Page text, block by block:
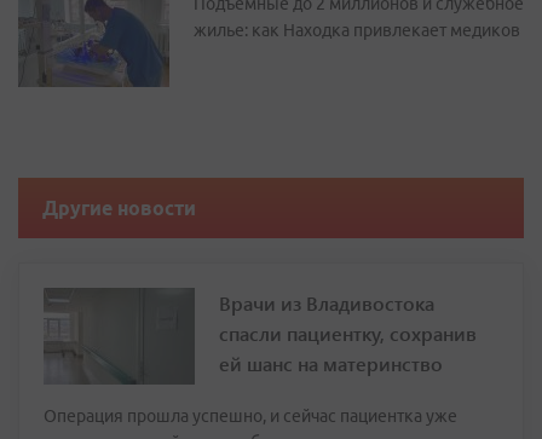
жилье: как Находка привлекает медиков
Другие новости
Врачи из Владивостока
спасли пациентку, сохранив
ей шанс на материнство
Операция прошла успешно, и сейчас пациентка уже